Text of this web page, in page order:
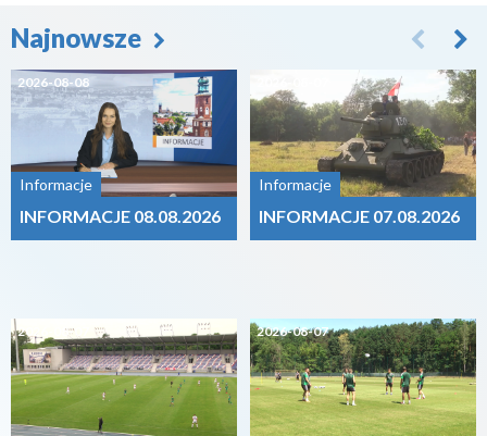
Najnowsze
2026-08-08
Informacje
INFORMACJE 08.08.2026
2026-08-07
Informacje
INFORMACJE 07.08.2026
2026-08-07